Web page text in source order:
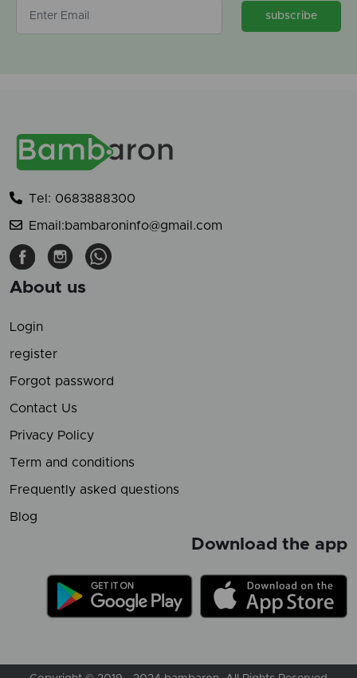
subscribe
Tel: 0683888300
Email:bambaroninfo@gmail.com
About us
Login
register
Forgot password
Contact Us
Privacy Policy
Term and conditions
Frequently asked questions
Blog
Download the app